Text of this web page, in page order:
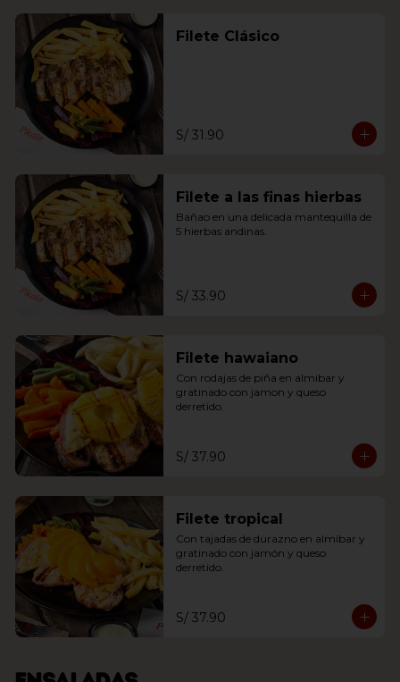
Filete Clásico
S/ 31.90
Filete a las finas hierbas
Bañao en una delicada mantequilla de
5 hierbas andinas.
S/ 33.90
Filete hawaiano
Con rodajas de piña en almibar y
gratinado con jamon y queso
derretido.
S/ 37.90
Filete tropical
Con tajadas de durazno en almíbar y
gratinado con jamón y queso
derretido.
S/ 37.90